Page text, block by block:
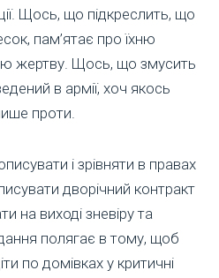
Щось, що підкреслить, що
пам’ятає про їхню
жертву. Щось, що змусить
в армії, хоч якось
проти.
і зрівняти в правах
дворічний контракт
на виході зневіру та
полягає в тому, щоб
по домівках у критичні